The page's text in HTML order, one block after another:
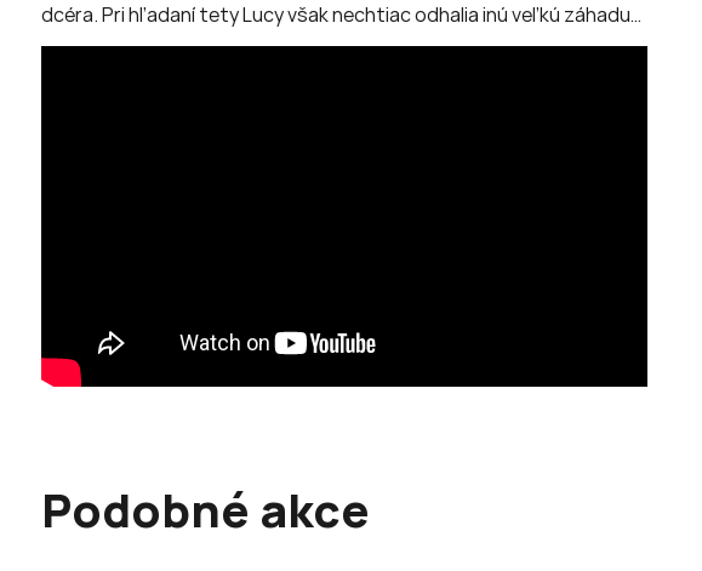
dcéra. Pri hľadaní tety Lucy však nechtiac odhalia inú veľkú záhadu…
Podobné akce